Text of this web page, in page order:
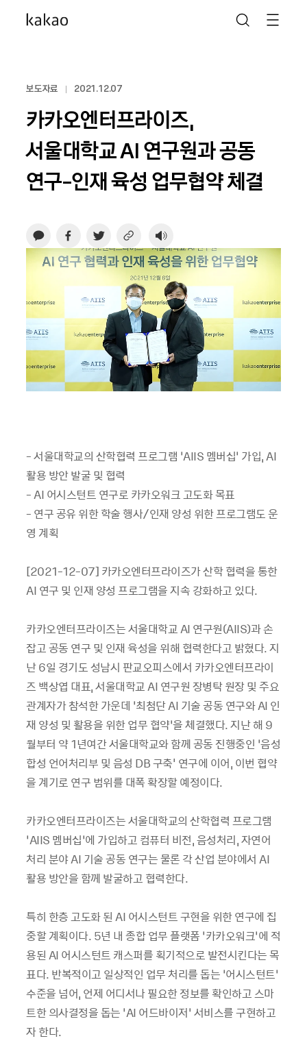
보도자료 2021.12.07
카카오엔터프라이즈,
서울대학교 AI 연구원과 공동
연구-인재 육성 업무협약 체결
- 서울대학교의 산학협력 프로그램 ‘AIIS 멤버십’ 가입, AI
활용 방안 발굴 및 협력
- AI 어시스턴트 연구로 카카오워크 고도화 목표
- 연구 공유 위한 학술 행사/인재 양성 위한 프로그램도 운
영 계획
[2021-12-07] 카카오엔터프라이즈가 산학 협력을 통한
AI 연구 및 인재 양성 프로그램을 지속 강화하고 있다.
카카오엔터프라이즈는 서울대학교 AI 연구원(AIIS)과 손
잡고 공동 연구 및 인재 육성을 위해 협력한다고 밝혔다. 지
난 6일 경기도 성남시 판교오피스에서 카카오엔터프라이
즈 백상엽 대표, 서울대학교 AI 연구원 장병탁 원장 및 주요
관계자가 참석한 가운데 ‘최첨단 AI 기술 공동 연구와 AI 인
재 양성 및 활용을 위한 업무 협약’을 체결했다. 지난 해 9
월부터 약 1년여간 서울대학교와 함께 공동 진행중인 ‘음성
합성 언어처리부 및 음성 DB 구축' 연구에 이어, 이번 협약
을 계기로 연구 범위를 대폭 확장할 예정이다.
카카오엔터프라이즈는 서울대학교의 산학협력 프로그램
‘AIIS 멤버십’에 가입하고 컴퓨터 비전, 음성처리, 자연어
처리 분야 AI 기술 공동 연구는 물론 각 산업 분야에서 AI
활용 방안을 함께 발굴하고 협력한다.
특히 한층 고도화 된 AI 어시스턴트 구현을 위한 연구에 집
중할 계획이다. 5년 내 종합 업무 플랫폼 ‘카카오워크’에 적
용된 AI 어시스턴트 캐스퍼를 획기적으로 발전시킨다는 목
표다. 반복적이고 일상적인 업무 처리를 돕는 ‘어시스턴트’
수준을 넘어, 언제 어디서나 필요한 정보를 확인하고 스마
트한 의사결정을 돕는 ‘AI 어드바이저’ 서비스를 구현하고
자 한다.